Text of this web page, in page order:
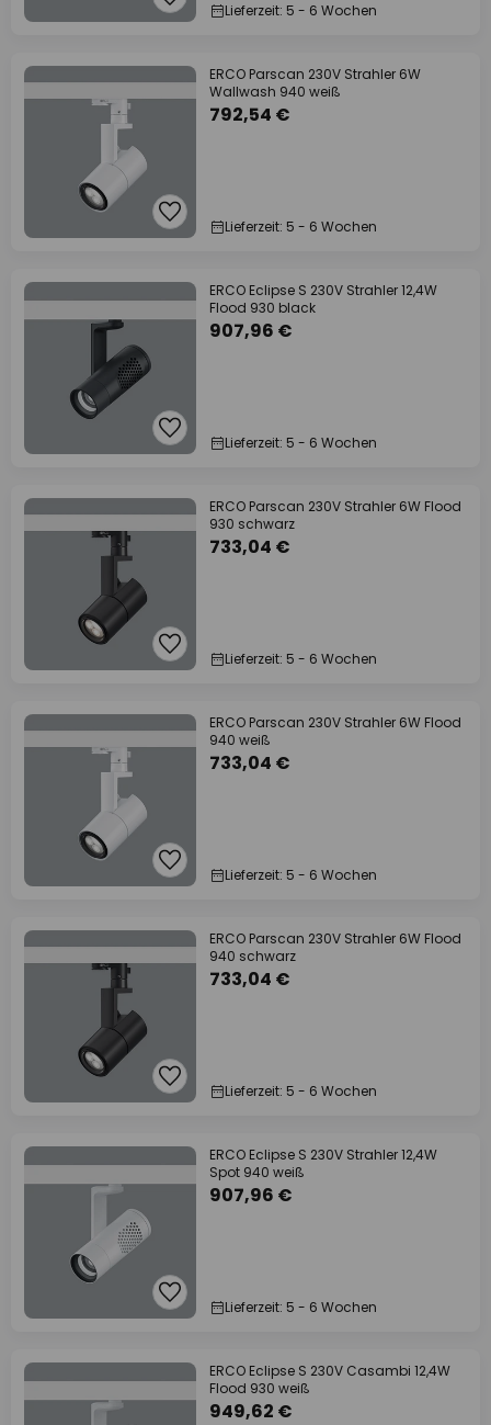
Lieferzeit: 5 - 6 Wochen
ERCO Parscan 230V Strahler 6W
Wallwash 940 weiß
792,54 €
Lieferzeit: 5 - 6 Wochen
ERCO Eclipse S 230V Strahler 12,4W
Flood 930 black
907,96 €
Lieferzeit: 5 - 6 Wochen
ERCO Parscan 230V Strahler 6W Flood
930 schwarz
733,04 €
Lieferzeit: 5 - 6 Wochen
ERCO Parscan 230V Strahler 6W Flood
940 weiß
733,04 €
Lieferzeit: 5 - 6 Wochen
ERCO Parscan 230V Strahler 6W Flood
940 schwarz
733,04 €
Lieferzeit: 5 - 6 Wochen
ERCO Eclipse S 230V Strahler 12,4W
Spot 940 weiß
907,96 €
Lieferzeit: 5 - 6 Wochen
ERCO Eclipse S 230V Casambi 12,4W
Flood 930 weiß
949,62 €